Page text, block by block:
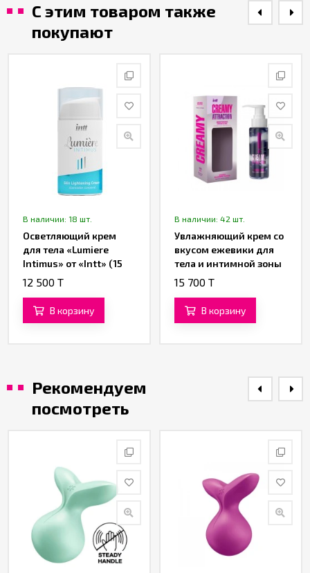
С этим товаром также
покупают
В наличии: 18 шт.
Осветляющий крем
для тела «Lumiere
Intimus» от «Intt» (15
ML)
12 500 T
В корзину
В наличии: 42 шт.
Увлажняющий крем со
вкусом ежевики для
тела и интимной зоны
«CREAMY ATTRACTION!»
15 700 T
В корзину
Рекомендуем
посмотреть